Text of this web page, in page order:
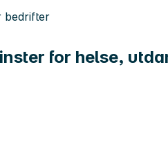
bedrifter
for helse,